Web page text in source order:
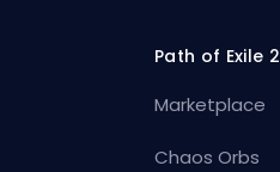
Path of Exile 2
Marketplace
Chaos Orbs